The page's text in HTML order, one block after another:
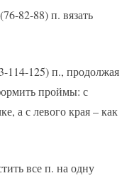
82-88) п. вязать
114-125) п., продолжая
проймы: с
а с левого края – как
все п. на одну